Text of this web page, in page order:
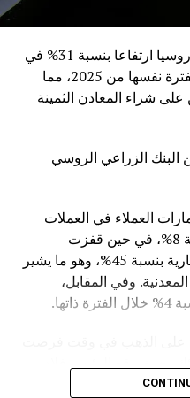
سجلت مبيعات سبائك الذهب في روسيا ارتفاعا بنسبة 31% في
النصف الأول من 2026 مقارنة بالفترة نفسها من 2025، مما
على شراء المعادن الثمينة
الزراعي الروسي
العملاء في العملات
الذهبية الاستثمارية شهد نموا بنسبة 8%، في حين قفزت
مشتريات العملات الفضية الاستثمارية بنسبة 45%، وهو ما يشير
وفي المقابل،
تصدير سبائك الذهب التي